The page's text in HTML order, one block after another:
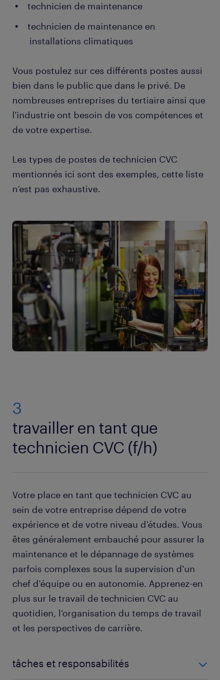
technicien de maintenance
technicien de maintenance en
installations climatiques
Vous postulez sur ces différents postes aussi
bien dans le public que dans le privé. De
nombreuses entreprises du tertiaire ainsi que
l'industrie ont besoin de vos compétences et
de votre expertise.
Les types de postes de technicien CVC
mentionnés ici sont des exemples, cette liste
n’est pas exhaustive.
3
travailler en tant que
technicien CVC (f/h)
Votre place en tant que technicien CVC au
sein de votre entreprise dépend de votre
expérience et de votre niveau d'études. Vous
êtes généralement embauché pour assurer la
maintenance et le dépannage de systèmes
parfois complexes sous la supervision d'un
chef d'équipe ou en autonomie. Apprenez-en
plus sur le travail de technicien CVC au
quotidien, l’organisation du temps de travail
et les perspectives de carrière.
tâches et responsabilités